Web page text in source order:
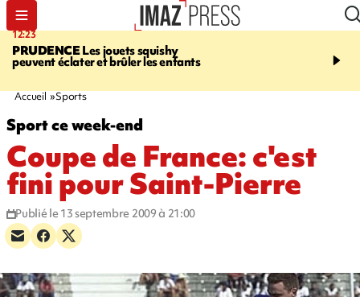
12:23
PRUDENCELes jouets squishy
peuvent éclater et brûler les enfants
15:54
inquiétante - un appel
Accueil Sports
Sport ce week-end
Coupe de France: c'est
fini pour Saint-Pierre
Publié le 13 septembre 2009 à 21:00